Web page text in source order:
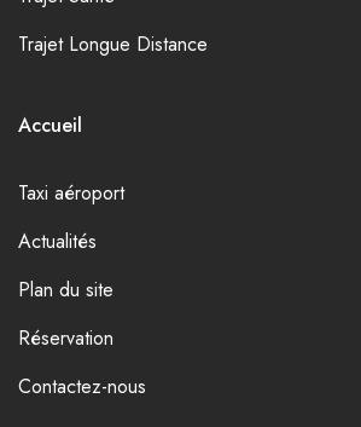
Trajet Longue Distance
Accueil
Taxi aéroport
Actualités
Plan du site
Réservation
Contactez-nous